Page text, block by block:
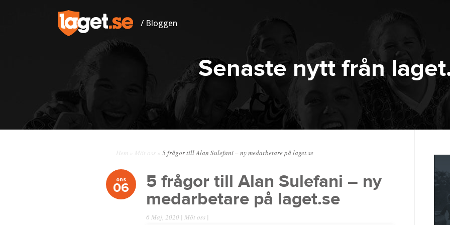
/ Bloggen
Senaste nytt från
Hem Möt oss 5 frågor till Alan Sulefani – ny medarbetare på laget.se
ons
06 5 frågor till Alan Sulefani – ny
medarbetare på laget.se
6 Maj, 2020 | Möt oss |